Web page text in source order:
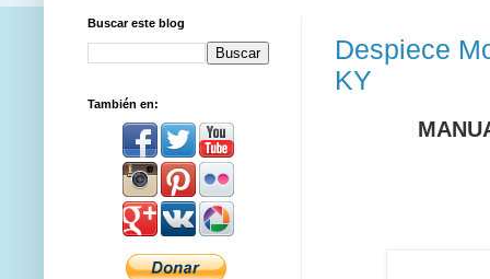
Despiece
KY
Buscar este blog
También en: